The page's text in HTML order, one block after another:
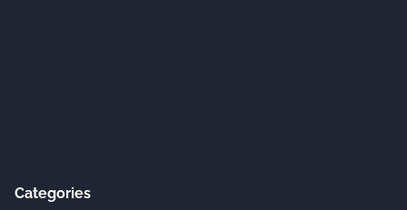
Categories